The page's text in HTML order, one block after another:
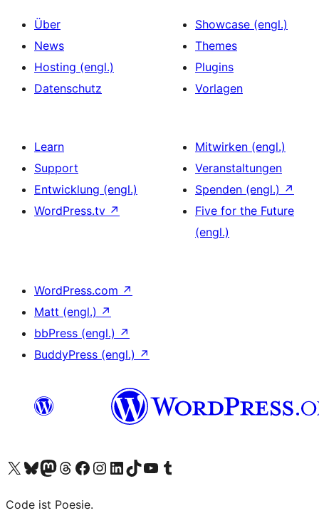
Über
News
Hosting (engl.)
Datenschutz
Showcase (engl.)
Themes
Plugins
Vorlagen
Learn
Support
Entwicklung (engl.)
WordPress.tv ↗
Mitwirken (engl.)
Veranstaltungen
Spenden (engl.) ↗
Five for the Future
(engl.)
WordPress.com ↗
Matt (engl.) ↗
bbPress (engl.) ↗
BuddyPress (engl.) ↗
Unser X-Konto (früher Twitter) besuchen
Unser Bluesky-Konto besuchen
Unser Mastodon-Konto besuchen
Unser Threads-Konto besuchen
Unsere Facebook-Seite besuchen
Unser Instagram-Konto besuchen
Unser LinkedIn-Konto besuchen
Unser TikTok-Konto besuchen
Unseren YouTube-Kanal besuchen
Unser Tumblr-Konto besuchen
Code ist Poesie.